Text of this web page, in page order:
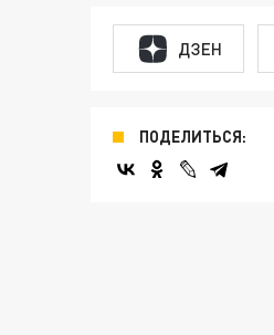
ДЗЕН
ПОДЕЛИТЬСЯ: